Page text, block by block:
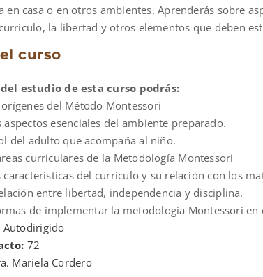
en casa o en otros ambientes. Aprenderás sobre
la libertad y otros elementos que deben
curso
estudio de esta curso podrás:
del Método Montessori
esenciales del ambiente preparado.
del adulto que acompaña al niño.
curriculares de la Metodología Montessori
características del currículo y su relación con los
entre libertad, independencia y disciplina.
de implementar la metodología Montessori en
Autodirigido
72
Mariela Cordero